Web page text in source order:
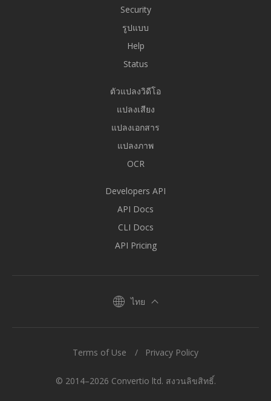
Security
รูปแบบ
Help
Status
ตัวแปลงวิดีโอ
แปลงเสียง
แปลงเอกสาร
แปลงภาพ
OCR
Developers API
API Docs
CLI Docs
API Pricing
ไทย
© 2014–2026 Convertio ltd. สงวนลิขสิทธิ์.
Terms of Use Privacy Policy